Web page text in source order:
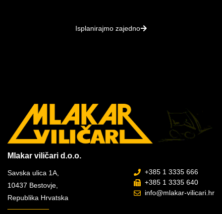
Isplanirajmo zajedno
Mlakar viličari d.o.o.
Savska ulica 1A,
10437 Bestovje,
Republika Hrvatska
+385 1 3335 666
+385 1 3335 640
info@mlakar-vilicari.hr